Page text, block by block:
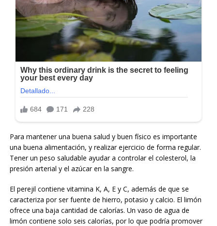
Para mantener una buena salud y buen físico es importante
una buena alimentación, y realizar ejercicio de forma regular.
Tener un peso saludable ayudar a controlar el colesterol, la
presión arterial y el azúcar en la sangre.
El perejil contiene vitamina K, A, E y C, además de que se
caracteriza por ser fuente de hierro, potasio y calcio. El limón
ofrece una baja cantidad de calorías. Un vaso de agua de
limón contiene solo seis calorías, por lo que podría promover